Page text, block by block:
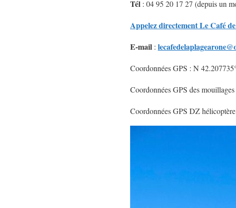
Tél : 04 95 20 17 27 (depuis un
Appelez directement Le Café
E-mail :
Coordonnées GPS : N
Coordonnées GPS des
Coordonnées GPS DZ